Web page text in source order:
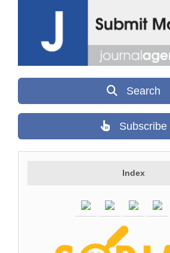
Search
Subscribe
Index